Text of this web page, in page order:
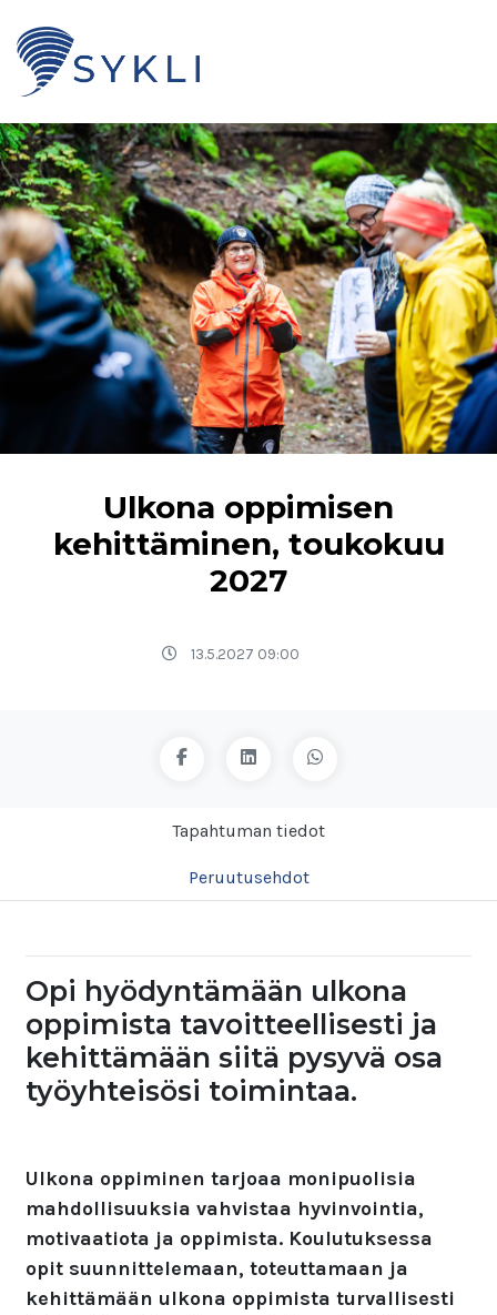
Ulkona oppimisen
kehittäminen, toukokuu
2027
13.5.2027 09:00
Tapahtuman tiedot
Peruutusehdot
Opi hyödyntämään ulkona
oppimista tavoitteellisesti ja
kehittämään siitä pysyvä osa
työyhteisösi toimintaa.
Ulkona oppiminen tarjoaa monipuolisia
mahdollisuuksia vahvistaa hyvinvointia,
motivaatiota ja oppimista. Koulutuksessa
opit suunnittelemaan, toteuttamaan ja
kehittämään ulkona oppimista turvallisesti